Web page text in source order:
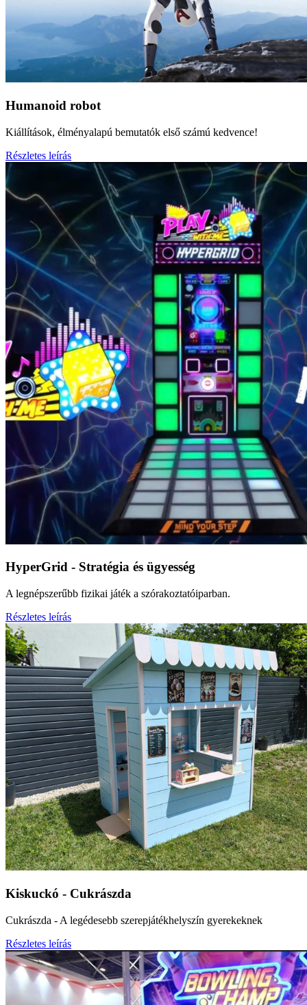
Humanoid robot
Kiállítások, élményalapú bemutatók első számú kedvence!
Részletes leírás
HyperGrid - Stratégia és ügyesség
A legnépszerűbb fizikai játék a szórakoztatóiparban.
Részletes leírás
Kiskuckó - Cukrászda
Cukrászda - A legédesebb szerepjátékhelyszín gyerekeknek
Részletes leírás